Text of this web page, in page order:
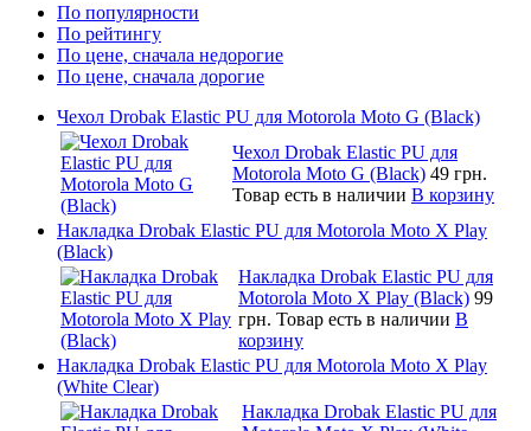
По популярности
По рейтингу
По цене, сначала недорогие
По цене, сначала дорогие
Чехол Drobak Elastic PU для Motorola Moto G (Black)
Чехол Drobak Elastic PU для
Motorola Moto G (Black) 49 грн.
Товар есть в наличии В корзину
Накладка Drobak Elastic PU для Motorola Moto X Play
(Black)
Накладка Drobak Elastic PU для
Motorola Moto X Play (Black) 99
грн. Товар есть в наличии В
корзину
Накладка Drobak Elastic PU для Motorola Moto X Play
(White Clear)
Накладка Drobak Elastic PU для